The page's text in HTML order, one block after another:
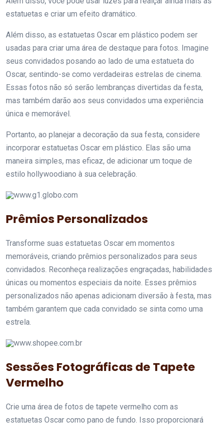
estatuetas e criar um efeito dramático.
Além disso, as estatuetas Oscar em plástico podem ser
usadas para criar uma área de destaque para fotos. Imagine
seus convidados posando ao lado de uma estatueta do
Oscar, sentindo-se como verdadeiras estrelas de cinema.
Essas fotos não só serão lembranças divertidas da festa,
mas também darão aos seus convidados uma experiência
única e memorável.
Portanto, ao planejar a decoração da sua festa, considere
incorporar estatuetas Oscar em plástico. Elas são uma
maneira simples, mas eficaz, de adicionar um toque de
estilo hollywoodiano à sua celebração.
www.g1.globo.com
Prêmios Personalizados
Transforme suas estatuetas Oscar em momentos
memoráveis, criando prêmios personalizados para seus
convidados. Reconheça realizações engraçadas, habilidades
únicas ou momentos especiais da noite. Esses prêmios
personalizados não apenas adicionam diversão à festa, mas
também garantem que cada convidado se sinta como uma
estrela.
www.shopee.com.br
Sessões Fotográficas de Tapete
Vermelho
Crie uma área de fotos de tapete vermelho com as
estatuetas Oscar como pano de fundo. Isso proporcionará